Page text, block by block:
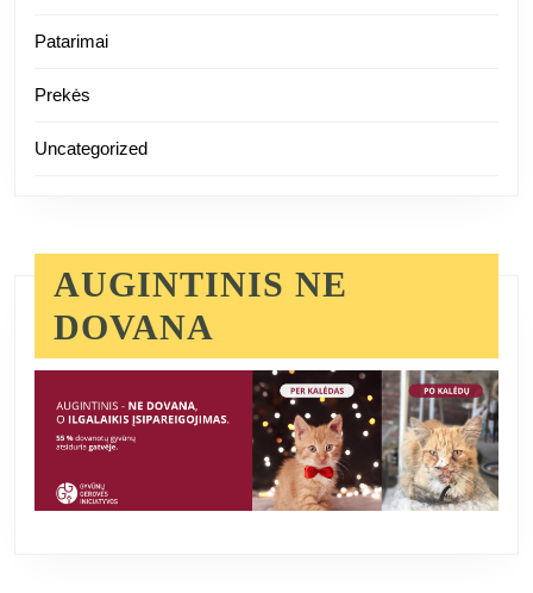
Patarimai
Prekės
Uncategorized
AUGINTINIS NE
DOVANA